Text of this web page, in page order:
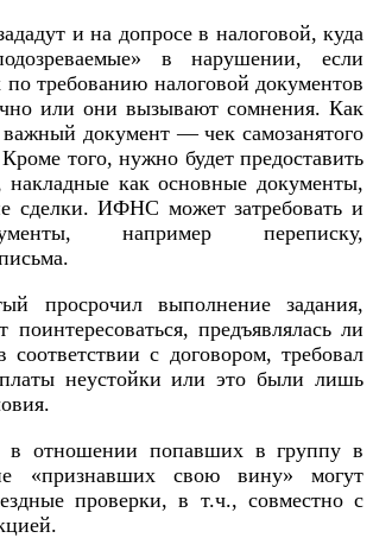
и на допросе в налоговой, куда
в нарушении, если
по требованию налоговой документов
или они вызывают сомнения. Как
документ — чек самозанятого
того, нужно будет предоставить
накладные как основные документы,
сделки. ИФНС может затребовать и
например переписку,
просрочил выполнение задания,
поинтересоваться, предъявлялась ли
соответствии с договором, требовал
неустойки или это были лишь
в отношении попавших в группу в
«признавших свою вину» могут
проверки, в т.ч., совместно с